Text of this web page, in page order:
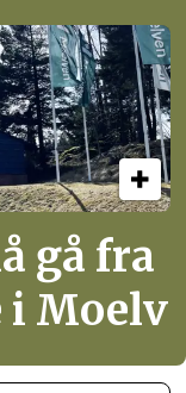
gå fra
i Moelv